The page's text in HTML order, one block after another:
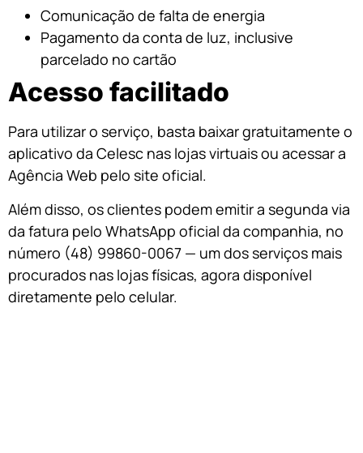
Comunicação de falta de energia
Pagamento da conta de luz, inclusive
parcelado no cartão
Acesso facilitado
Para utilizar o serviço, basta baixar gratuitamente o
aplicativo da Celesc nas lojas virtuais ou acessar a
Agência Web pelo site oficial.
Além disso, os clientes podem emitir a segunda via
da fatura pelo WhatsApp oficial da companhia, no
número (48) 99860-0067 — um dos serviços mais
procurados nas lojas físicas, agora disponível
diretamente pelo celular.